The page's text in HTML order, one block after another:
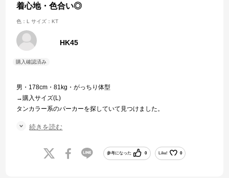
着心地・色合い◎
色：L サイズ：KT
HK45
男・178cm・81kg・がっちり体型
→購入サイズ(L)
タンカラー系のパーカーを探していて見つけました。
ただ暑がりの方は春秋には暑く感じるかもしれません。
LLの場合、少しゆとりがあり着こなしやすいです。
続きを読む
参考になった 0 Like! 0